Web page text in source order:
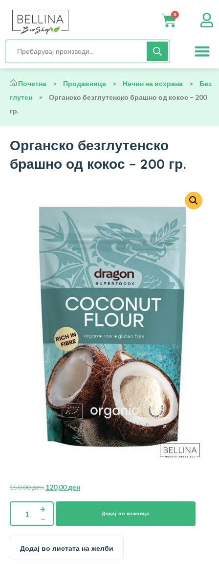
0
Почетна > Продавница > Начин на исхрана >
Без
глутен
>
Органско безглутенско брашно од кокос – 200
гр.
Органско безглутенско
брашно од кокос – 200 гр.
150,00ден 120,00ден
Додај во кошница
Додај во листата на желби